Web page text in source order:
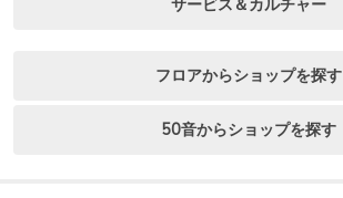
フロアからショップを探す
50音からショップを探す